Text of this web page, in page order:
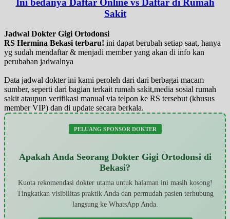
Ini bedanya Daftar Online vs Daftar di Rumah
Sakit
Jadwal Dokter Gigi Ortodonsi
RS Hermina Bekasi terbaru! ini dapat berubah setiap saat, hanya
yg sudah mendaftar & menjadi member yang akan di info kan
perubahan jadwalnya
Data jadwal dokter ini kami peroleh dari dari berbagai macam
sumber, seperti dari bagian terkait rumah sakit,media sosial rumah
sakit ataupun verifikasi manual via telpon ke RS tersebut (khusus
member VIP) dan di update secara berkala.
PELUANG SPONSOR DOKTER
Apakah Anda Seorang Dokter Gigi Ortodonsi di
Bekasi?
Kuota rekomendasi dokter utama untuk halaman ini masih kosong!
Tingkatkan visibilitas praktik Anda dan permudah pasien terhubung
langsung ke WhatsApp Anda.